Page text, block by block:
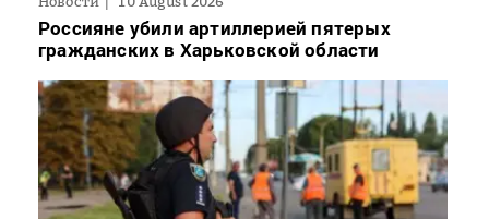
Россияне убили артиллерией пятерых
гражданских в Харьковской области